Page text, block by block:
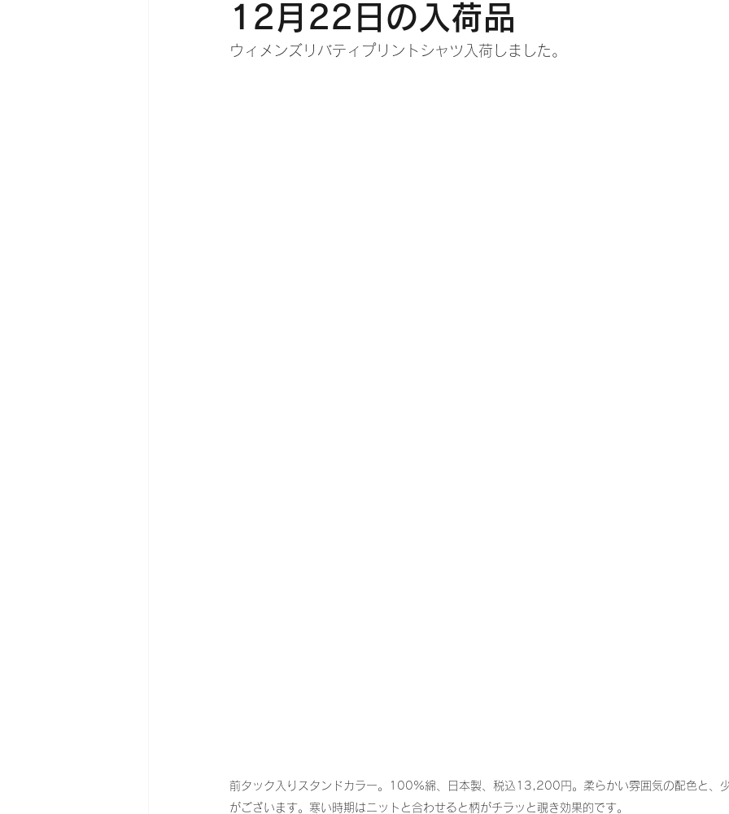
12月22日の入荷品
ウィメンズリバティプリントシャツ入荷しました。
前タック入りスタンドカラー。100%綿、日本製、税込13,200円。柔らかい雰囲気の配色と、
がございます。寒い時期はニットと合わせると柄がチラッと覗き効果的です。